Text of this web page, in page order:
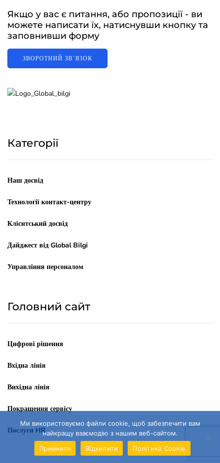
Якщо у вас є питання, або пропозиції - ви
можете написати їх, натиснувши кнопку та
заповнивши форму
ЗВОРОТНИЙ ЗВʼЯЗОК
Категорії
Наш досвід
Технології контакт-центру
Клієнтський досвід
Дайджест від Global Bilgi
Управління персоналом
Головний сайт
Цифрові рішення
Вхідна лінія
Вихідна лінія
Покращення сервісу
Послуги HR
Ми використовуємо файли cookie, щоб забезпечити вам
найкращу взаємодію з нашим веб-сайтом.
Прийняти
Відхилити Політика Cookie